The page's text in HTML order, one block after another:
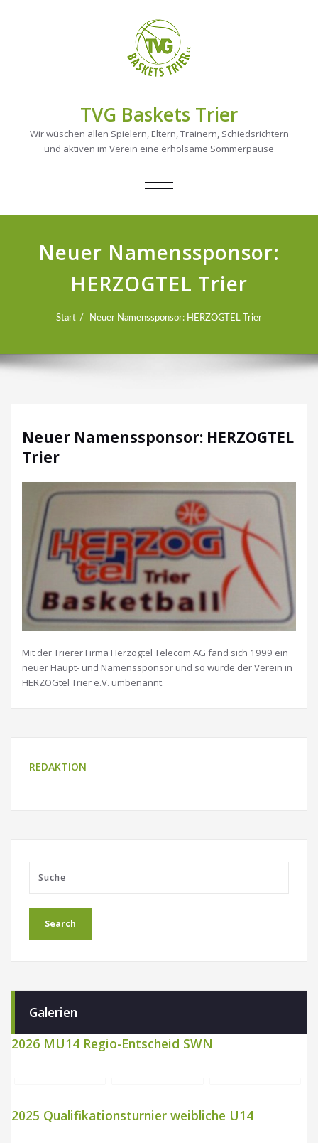
TVG Baskets Trier
Wir wüschen allen Spielern, Eltern, Trainern, Schiedsrichtern
und aktiven im Verein eine erholsame Sommerpause
NAVIGATION
Neuer Namenssponsor:
HERZOGTEL Trier
Start Neuer Namenssponsor: HERZOGTEL Trier
Neuer Namenssponsor: HERZOGTEL
Trier
Mit der Trierer Firma Herzogtel Telecom AG fand sich 1999 ein
neuer Haupt- und Namenssponsor und so wurde der Verein in
HERZOGtel Trier e.V. umbenannt.
REDAKTION
Galerien
2026 MU14 Regio-Entscheid SWN
2025 Qualifikationsturnier weibliche U14